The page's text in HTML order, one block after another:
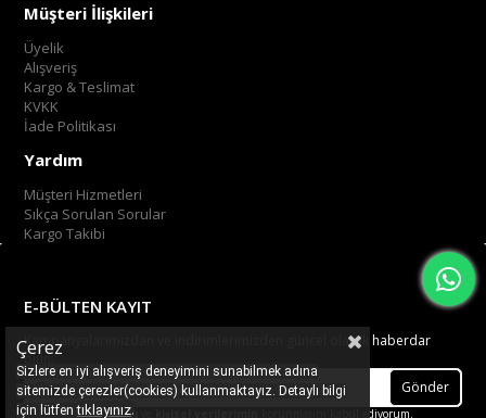
Müşteri İlişkileri
Üyelik
Alışveriş
Kargo & Teslimat
KVKK
İade Politikası
Yardım
Müşteri Hizmetleri
Sıkça Sorulan Sorular
Kargo Takibi
E-BÜLTEN KAYIT
Kampanyalarımızdan ve indirimlerimizden güncel olarak haberdar
olun.
Gönder
Üyelik koşullarını korunmasını kabul ediyorum.
Çerez
Sizlere en iyi alışveriş deneyimini sunabilmek adına
sitemizde çerezler(cookies) kullanmaktayız. Detaylı bilgi
için lütfentıklayınız.